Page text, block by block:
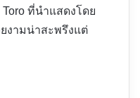
ที่นำแสดงโดย
งามน่าสะพรึงแต่